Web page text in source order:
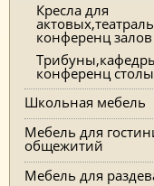
Кресла для
конференц залов
конференц столы
Школьная мебель
Мебель для
общежитий
Мебель для